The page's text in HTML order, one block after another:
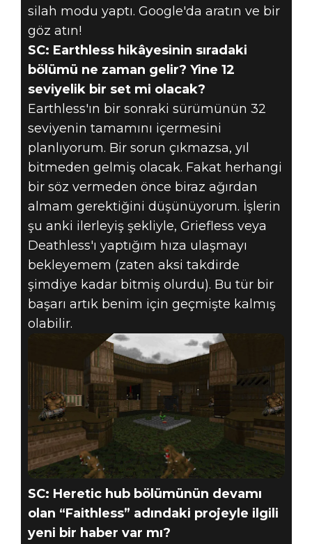
silah modu yaptı. Google'da aratın ve bir
göz atın!
SC: Earthless hikâyesinin sıradaki
bölümü ne zaman gelir? Yine 12
seviyelik bir set mi olacak?
Earthless'ın bir sonraki sürümünün 32
seviyenin tamamını içermesini
planlıyorum. Bir sorun çıkmazsa, yıl
bitmeden gelmiş olacak. Fakat herhangi
bir söz vermeden önce biraz ağırdan
almam gerektiğini düşünüyorum. İşlerin
şu anki ilerleyiş şekliyle, Griefless veya
Deathless'ı yaptığım hıza ulaşmayı
bekleyemem (zaten aksi takdirde
şimdiye kadar bitmiş olurdu). Bu tür bir
başarı artık benim için geçmişte kalmış
olabilir.
SC: Heretic hub bölümünün devamı
olan “Faithless” adındaki projeyle ilgili
yeni bir haber var mı?